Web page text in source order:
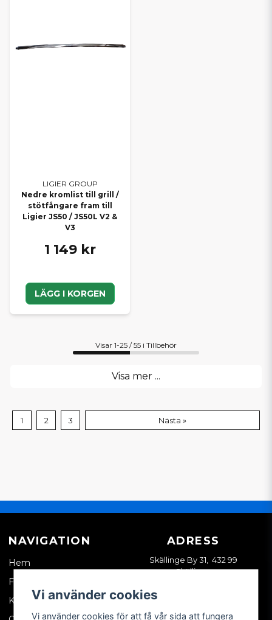
LIGIER GROUP
Nedre kromlist till grill /
stötfångare fram till
Ligier JS50 / JS50L V2 &
V3
1 149 kr
LÄGG I KORGEN
Visar 1-25 / 55 i Tillbehör
Visa mer ...
1 2 3 Nästa »
NAVIGATION
Hem
Företagskund
Kontakta oss
ADRESS
Skällinge By 31, 432 99
Skällinge
Vi använder cookies
Vi använder cookies för att få vår sida att fungera